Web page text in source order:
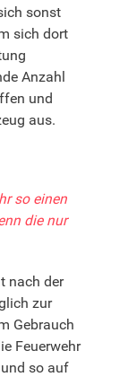
sonst
sich dort
Anzahl
und
aus.
so einen
die nur
nach der
zur
Gebrauch
Feuerwehr
so auf